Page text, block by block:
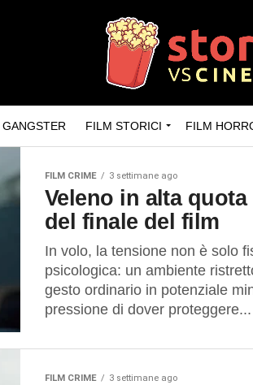
FILM STORICI FILM
FILM CRIME 3 settimane ago
Veleno in alta quota spiegazione
del finale del film
In volo, la tensione non è solo
psicologica: un ambiente
gesto ordinario in potenziale
pressione di dover proteggere...
FILM CRIME 3 settimane ago